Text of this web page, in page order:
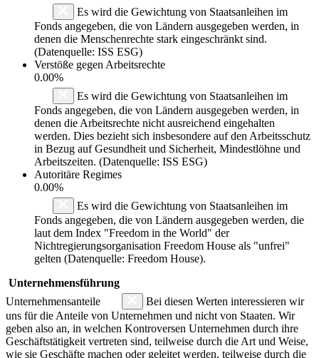
Es wird die Gewichtung von Staatsanleihen im
Fonds angegeben, die von Ländern ausgegeben werden, in
denen die Menschenrechte stark eingeschränkt sind.
(Datenquelle: ISS ESG)
Verstöße gegen Arbeitsrechte
0.00%
Es wird die Gewichtung von Staatsanleihen im
Fonds angegeben, die von Ländern ausgegeben werden, in
denen die Arbeitsrechte nicht ausreichend eingehalten
werden. Dies bezieht sich insbesondere auf den Arbeitsschutz
in Bezug auf Gesundheit und Sicherheit, Mindestlöhne und
Arbeitszeiten. (Datenquelle: ISS ESG)
Autoritäre Regimes
0.00%
Es wird die Gewichtung von Staatsanleihen im
Fonds angegeben, die von Ländern ausgegeben werden, die
laut dem Index "Freedom in the World" der
Nichtregierungsorganisation Freedom House als "unfrei"
gelten (Datenquelle: Freedom House).
Unternehmensführung
Unternehmensanteile
Bei diesen Werten interessieren wir
uns für die Anteile von Unternehmen und nicht von Staaten. Wir
geben also an, in welchen Kontroversen Unternehmen durch ihre
Geschäftstätigkeit vertreten sind, teilweise durch die Art und Weise,
wie sie Geschäfte machen oder geleitet werden, teilweise durch die